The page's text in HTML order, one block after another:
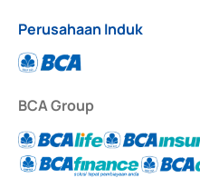
Perusahaan Induk
BCA Group